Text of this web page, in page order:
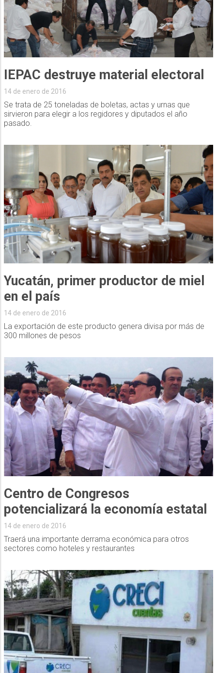
IEPAC destruye material electoral
14 de enero de 2016
Se trata de 25 toneladas de boletas, actas y urnas que
sirvieron para elegir a los regidores y diputados el año
pasado.
Yucatán, primer productor de miel
en el país
14 de enero de 2016
La exportación de este producto genera divisa por más de
300 millones de pesos
Centro de Congresos
potencializará la economía estatal
14 de enero de 2016
Traerá una importante derrama económica para otros
sectores como hoteles y restaurantes